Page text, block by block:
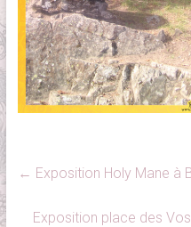
← Exposition Holy Mane à
Exposition place des